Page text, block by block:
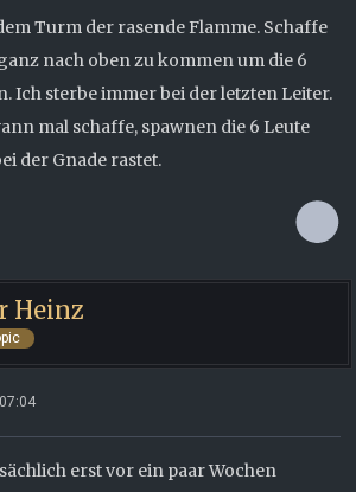
Turm der rasende Flamme. Schaffe
nach oben zu kommen um die 6
Ich sterbe immer bei der letzten Leiter.
mal schaffe, spawnen die 6 Leute
der Gnade rastet.
Heinz
erst vor ein paar Wochen